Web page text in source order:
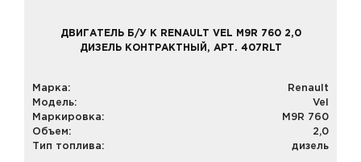
ДВИГАТЕЛЬ Б/У К RENAULT VEL M9R 760 2,0
ДИЗЕЛЬ КОНТРАКТНЫЙ, АРТ. 407RLT
Марка:
Renault
Модель:
Vel
Маркировка:
M9R 760
Объем:
2,0
Тип топлива:
дизель